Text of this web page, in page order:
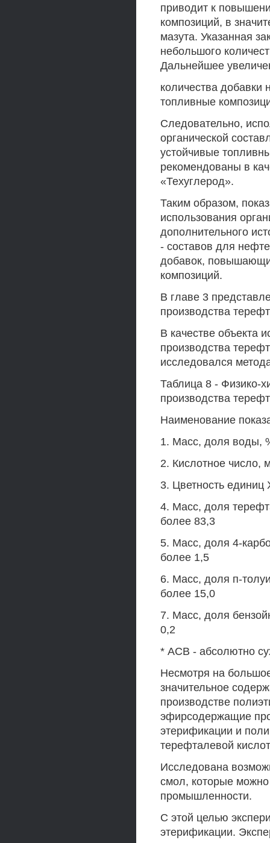
приводит к
композиций, в
мазута. Указанная
небольшого
Дальнейшее
количества добавки
топливные
Следовательно,
органической
устойчивые
рекомендованы в
«Техуглерод».
Таким образом,
использования
дополнительного
- составов для
добавок,
композиций.
В главе 3
производства
В качестве объекта
производства
исследовался
Таблица 8 - Физико-
производства
Наименование
1. Масс, доля воды,
2. Кислотное число,
3. Цветность единиц
4. Масс, доля
более 83,3
5. Масс, доля 4-
более 1,5
6. Масс, доля п-
более 15,0
7. Масс, доля
0,2
* АСВ - абсолютно
Несмотря на
значительное
производстве
эфирсодержащие
этерификации и
терефталевой
Исследована
смол, которые можно
промышленности.
С этой целью
этерификации.